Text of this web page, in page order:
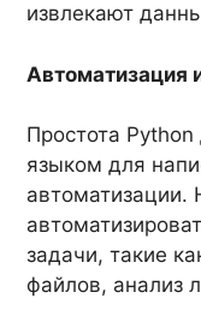
извлекают
Автоматизация
Простота
языком для
задачи, такие
файлов, анализ